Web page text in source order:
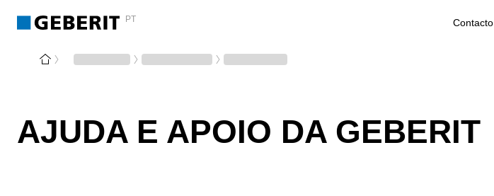
PT Contacto
AJUDA E APOIO DA GEBERIT